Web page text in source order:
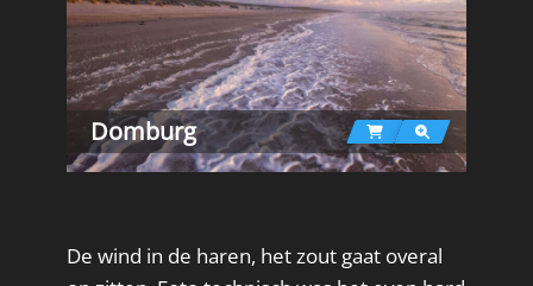
Domburg
De wind in de haren, het zout gaat overal